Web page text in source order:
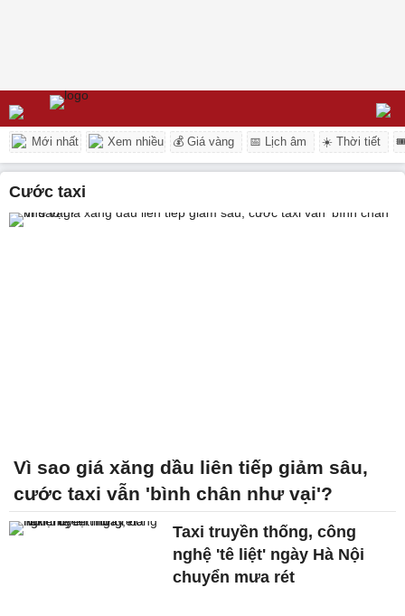
Mới nhất Xem nhiều 💰 Giá vàng 📅 Lịch âm ☀️ Thời tiết
Cước taxi
Vì sao giá xăng dầu liên tiếp giảm sâu,
cước taxi vẫn 'bình chân như vại'?
Taxi truyền thống, công
nghệ 'tê liệt' ngày Hà Nội
chuyển mưa rét